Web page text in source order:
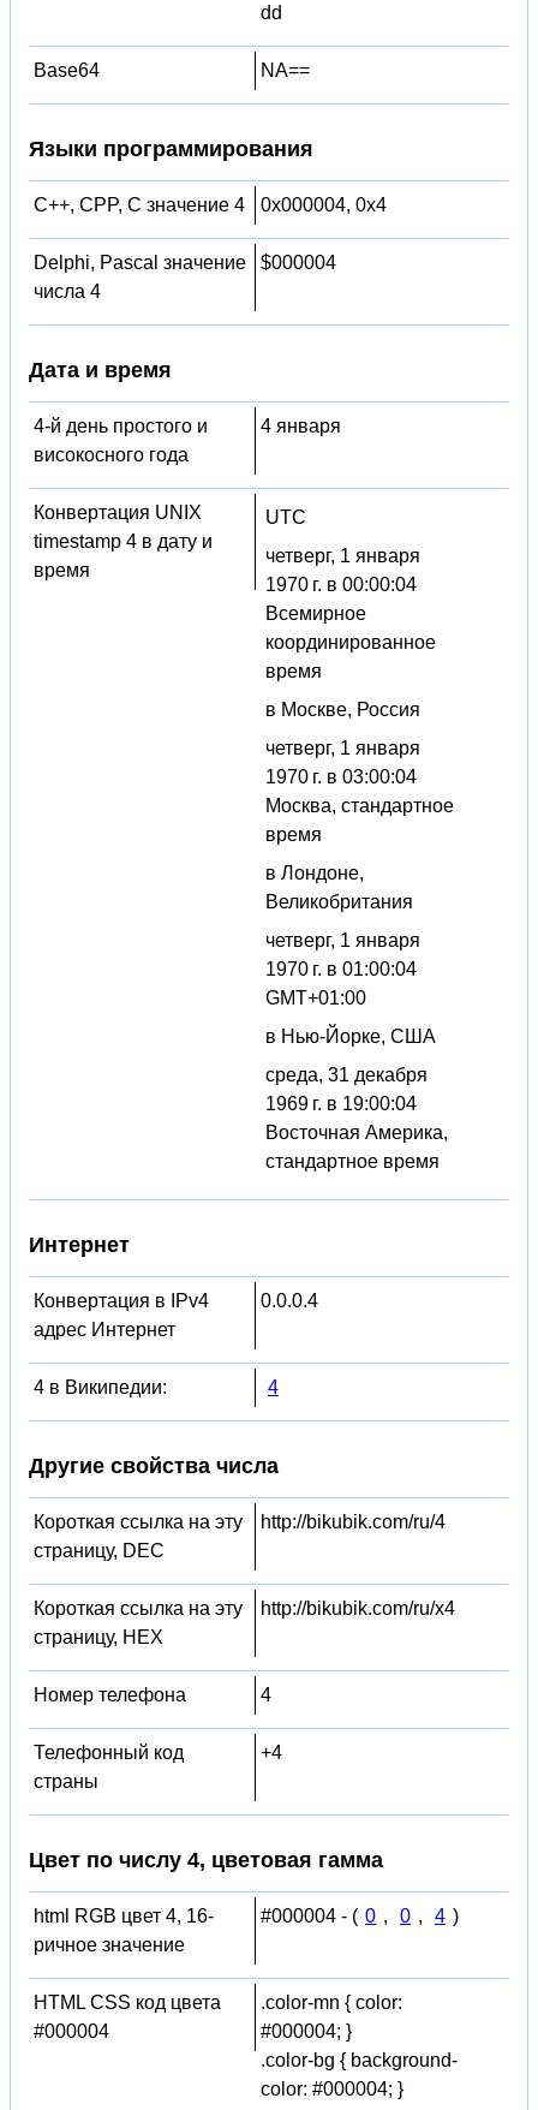
dd
Base64 NA==
Языки программирования
C++, CPP, C значение 4 0x000004, 0x4
Delphi, Pascal значение
числа 4
$000004
Дата и время
4-й день простого и
високосного года
4 января
Конвертация UNIX
timestamp 4 в дату и
время
UTC
четверг, 1 января
1970 г. в 00:00:04
Всемирное
координированное
время
в Москве, Россия
четверг, 1 января
1970 г. в 03:00:04
Москва, стандартное
время
в Лондоне,
Великобритания
четверг, 1 января
1970 г. в 01:00:04
GMT+01:00
в Нью-Йорке, США
среда, 31 декабря
1969 г. в 19:00:04
Восточная Америка,
стандартное время
Интернет
Конвертация в IPv4
адрес Интернет
0.0.0.4
4 в Википедии: 4
Другие свойства числа
Короткая ссылка на эту
страницу, DEC
http://bikubik.com/ru/4
Короткая ссылка на эту
страницу, HEX
http://bikubik.com/ru/x4
Номер телефона 4
Телефонный код
страны
+4
Цвет по числу 4, цветовая гамма
html RGB цвет 4, 16-
ричное значение
#000004 - ( 0 , 0 , 4 )
HTML CSS код цвета
#000004
.color-mn { color:
#000004; }
.color-bg { background-
color: #000004; }